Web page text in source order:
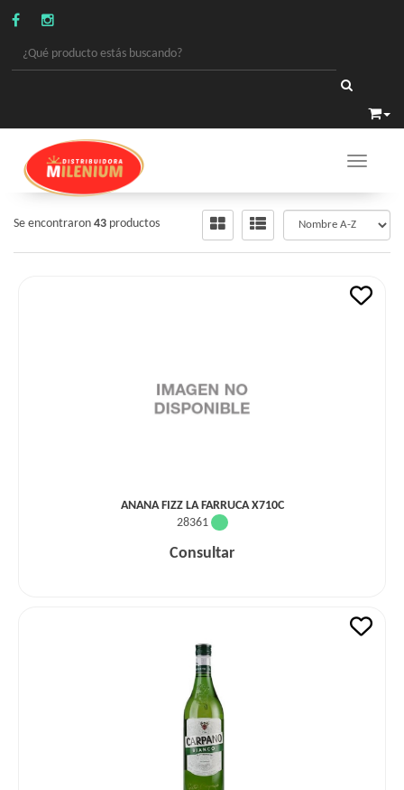
Toggle
BEBIDAS
BEBIDAS EN GENERAL
Se encontraron 43 productos
ANANA FIZZ LA FARRUCA X710C
28361
Consultar